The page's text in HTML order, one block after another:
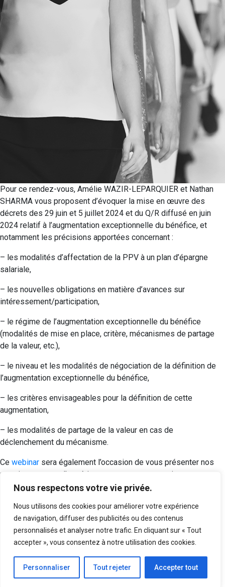
Nous respectons votre vie privée.
Nous utilisons des cookies pour améliorer votre expérience
de navigation, diffuser des publicités ou des contenus
personnalisés et analyser notre trafic. En cliquant sur « Tout
accepter », vous consentez à notre utilisation des cookies.
Personnaliser Tout rejeter Accepter tout
Pour ce rendez-vous, Amélie WAZIR-LEPARQUIER et Nathan
SHARMA vous proposent d’évoquer la mise en œuvre des
décrets des 29 juin et 5 juillet 2024 et du Q/R diffusé en juin
2024 relatif à l’augmentation exceptionnelle du bénéfice, et
notamment les précisions apportées concernant :
– les modalités d’affectation de la PPV à un plan d’épargne
salariale,
– les nouvelles obligations en matière d’avances sur
intéressement/participation,
– le régime de l’augmentation exceptionnelle du bénéfice
(modalités de mise en place, critère, mécanismes de partage
de la valeur, etc.),
– le niveau et les modalités de négociation de la définition de
l’augmentation exceptionnelle du bénéfice,
– les critères envisageables pour la définition de cette
augmentation,
– les modalités de partage de la valeur en cas de
déclenchement du mécanisme.
Ce webinar sera également l’occasion de vous présenter nos
premiers retours d’expérience concernant ces sujets.
Rendez-vous le jeudi 17 octobre 2024 à 9h30 pour suivre nos
échanges et poser vos questions.
Date limite des inscriptions : le mercredi 16 octobre 2024 à 16
Posted inEvénements
Navigation
Articles plus anciens